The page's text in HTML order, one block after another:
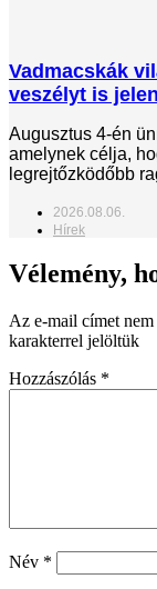
Vadmacskák
veszélyt is
Augusztus 4-én
amelynek célja,
legrejtőzködőbb
2026.08.06.
Hírek
Vélemény,
Az e-mail címet nem
karakterrel jelöltük
Hozzászólás *
Név *